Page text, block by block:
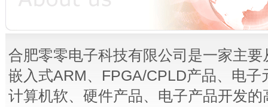
合肥零零电子科技有限公司是一家主
嵌入式ARM、FPGA/CPLD产品、电
计算机软、硬件产品、电子产品开发